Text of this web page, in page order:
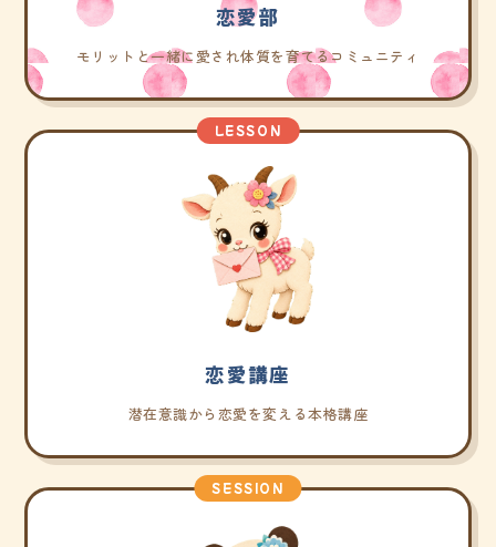
恋愛部
モリットと一緒に愛され体質を育てるコミュニティ
LESSON
恋愛講座
潜在意識から恋愛を変える本格講座
SESSION